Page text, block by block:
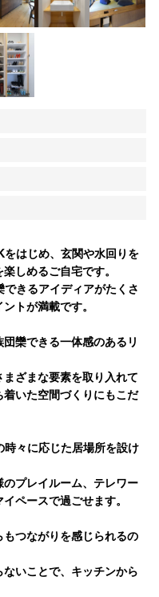
はじめ、玄関や水回りを
しめるご自宅です。
きるアイディアがたくさ
トが満載です。
欒できる一体感のあるリ
ざまな要素を取り入れて
いた空間づくりにもこだ
々に応じた居場所を設け
プレイルーム、テレワー
ペースで過ごせます。
つながりを感じられるの
いことで、キッチンから